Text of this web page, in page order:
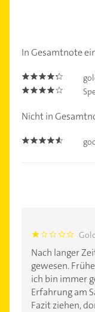
In Gesamtnote
4.2000003
4.0
Nicht in
4.5
1.0
Nach langer
gewesen.
ich bin immer
Erfahrung am
Fazit ziehen,